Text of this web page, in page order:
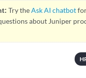
Try theAsk AI chatbot
about Juniper